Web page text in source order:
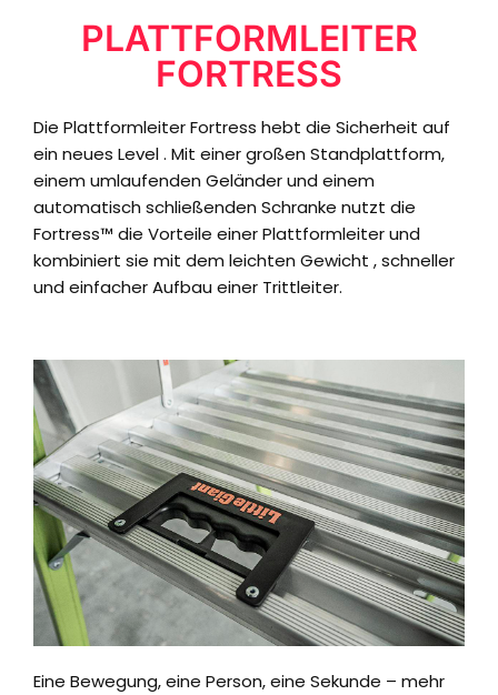
PLATTFORMLEITER
FORTRESS
Die Plattformleiter Fortress hebt die Sicherheit auf
ein neues Level . Mit einer großen Standplattform,
einem umlaufenden Geländer und einem
automatisch schließenden Schranke nutzt die
Fortress™ die Vorteile einer Plattformleiter und
kombiniert sie mit dem leichten Gewicht , schneller
und einfacher Aufbau einer Trittleiter.
Eine Bewegung, eine Person, eine Sekunde – mehr